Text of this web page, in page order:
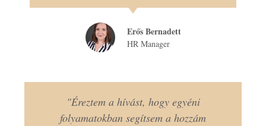
Erős Bernadett
HR Manager
"Éreztem a hívást, hogy egyéni
folyamatokban segítsem a hozzám